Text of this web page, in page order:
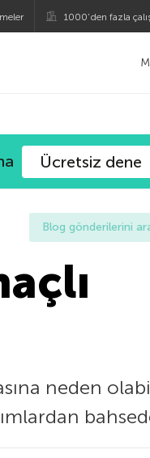
1000’den fazla
Ücretsiz dene
neden